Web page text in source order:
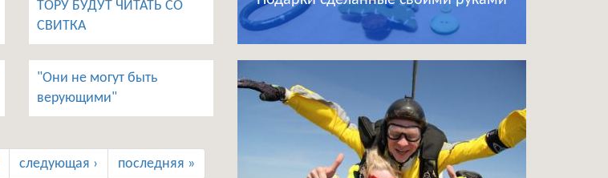
ТОРУ БУДУТ ЧИТАТЬ СО
СВИТКА
"Они не могут быть
верующими"
следующая › последняя »